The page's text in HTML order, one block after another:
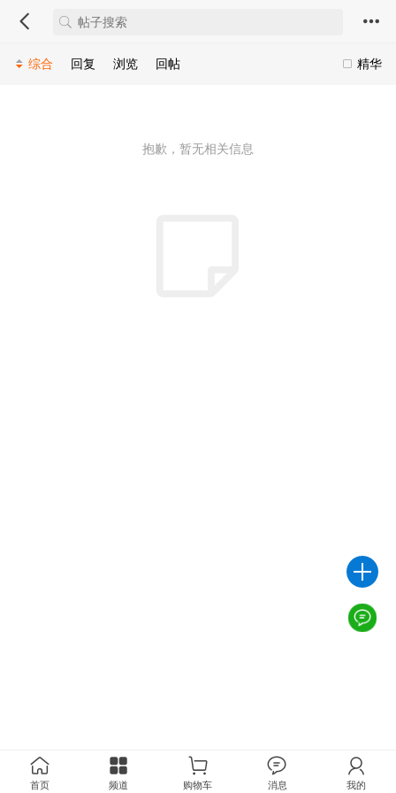
精华
综合 回复 浏览 回帖
抱歉，暂无相关信息
首页 频道 购物车 消息 我的